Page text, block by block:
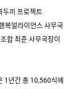
두끼 프로젝트
복얼라이언스 사무국
합 최준 사무국장이
1 년간 총 10,560식에